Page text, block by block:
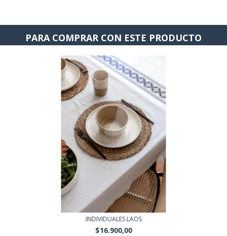
PARA COMPRAR CON ESTE PRODUCTO
INDIVIDUALES LAOS
$16.900,00